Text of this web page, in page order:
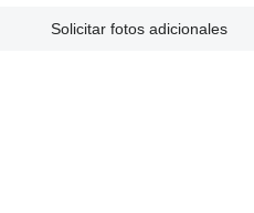
Solicitar fotos adicionales